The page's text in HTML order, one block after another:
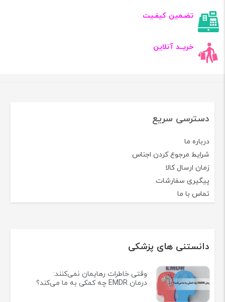
تضـمین کیفـیت
خریــد آنلاین
دسترسی سریع
درباره ما
شرایط مرجوع کردن اجناس
زمان ارسال کالا
پیگیری سفارشات
تماس با ما
دانستنی های پزشکی
وقتی خاطرات رهایمان نمی‌کنند:
درمان EMDR چه کمکی به ما می‌کند؟